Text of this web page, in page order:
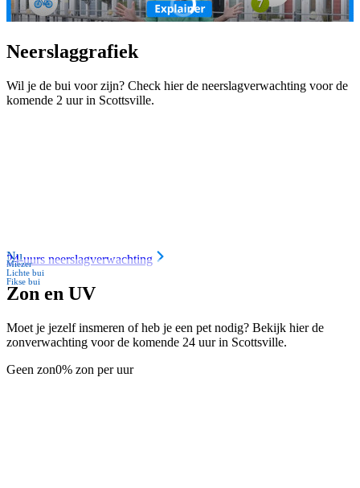
Neerslaggrafiek
Wil je de bui voor zijn? Check hier de neerslagverwachting voor de
komende 2 uur in Scottsville.
Nu
Miezer
Lichte bui
Fikse bui
24-uurs neerslagverwachting
Zon en UV
Moet je jezelf insmeren of heb je een pet nodig? Bekijk hier de
zonverwachting voor de komende 24 uur in Scottsville.
Geen zon0% zon per uur